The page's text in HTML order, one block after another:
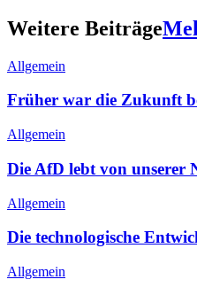
Weitere Beiträge
Allgemein
Früher war die Zukunft
Allgemein
Die AfD lebt von unserer
Allgemein
Die technologische
Allgemein